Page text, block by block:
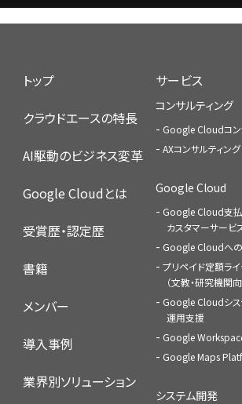
トップ
クラウドエースの特長
AI駆動のビジネス変革
Google Cloudとは
受賞歴・認定歴
書籍
メンバー
導入事例
業界別ソリューション
サービス
コンサルティング
Google Cloudコン
AXコンサルティング
Google Cloud
Google Cloud支
カスタマーサービ
Google Cloudへ
プリペイド定額ラ
（文教・研究機関向
Google Cloudシ
運用支援
Google
Google Maps
システム開発